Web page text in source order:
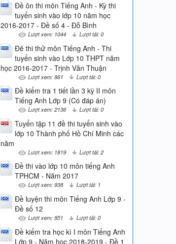
Đề ôn thi môn Tiếng Anh - Kỳ thi
tuyển sinh vào lớp 10 năm học
2016-2017 - Đề số 4 - Đỗ Bình
Lượt xem: 1044 Lượt tải: 0
Đê thi thử môn Tiếng Anh - Thi
tuyển sinh vào Lớp 10 THPT năm
học 2016-2017 - Trịnh Văn Thuận
Lượt xem: 861 Lượt tải: 0
Đề kiểm tra 1 tiết lần 3 kỳ II môn
Tiếng Anh Lớp 9 (Có đáp án)
Lượt xem: 2136 Lượt tải: 0
Tuyển tập 11 đề thi tuyển sinh vào
lớp 10 Thành phố Hồ Chí Minh các
năm
Lượt xem: 1819 Lượt tải: 2
Đề thi vào lớp 10 môn tiếng Anh
TPHCM - Năm 2017
Lượt xem: 938 Lượt tải: 1
Đề luyện thi môn Tiếng Anh Lớp 9 -
Đề số 12
Lượt xem: 851 Lượt tải: 0
Đề kiểm tra học kì I môn Tiếng Anh
Lớp 9 - Năm học 2018-2019 - Đề 1